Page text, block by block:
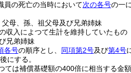
員の死亡の当時において次の各号の一
母、孫、祖父母及び兄弟姉妹
収入によつて生計を維持していたもの
兄弟姉妹
各号の順序とし、 同項第2号及び第4号
にする。
ては補償基礎額の400倍に相当する金額